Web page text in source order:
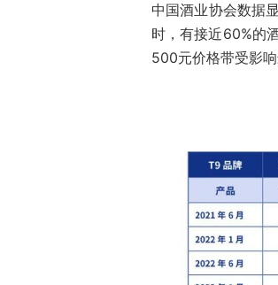
中国酒业协会数据
时，有接近60%的
500元价格带受影响